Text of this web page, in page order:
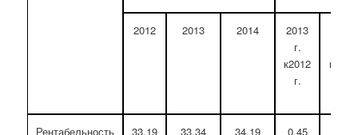
2012 2013 2014
2013
г.
к2012
г.
к2013
Рентабельность
33,19 33,34 34,19 0,45